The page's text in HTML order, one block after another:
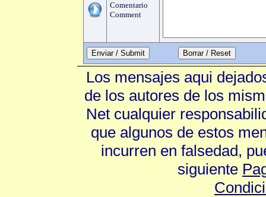
Comentario
Comment
Enviar / Submit
Los mensajes aqui
de los autores de los
Net cualquier
que algunos de estos
incurren en falsedad,
siguiente